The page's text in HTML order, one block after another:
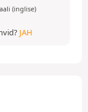
(inglise)
JAH